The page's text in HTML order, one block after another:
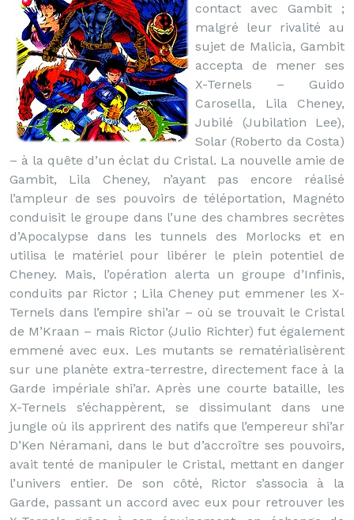
contact avec Gambit ;
malgré leur rivalité au
sujet de Malicia, Gambit
accepta de mener ses
X-Ternels – Guido
Carosella, Lila Cheney,
Jubilé (Jubilation Lee),
Solar (Roberto da Costa)
– à la quête d’un éclat du Cristal. La nouvelle amie de
Gambit, Lila Cheney, n’ayant pas encore réalisé
l’ampleur de ses pouvoirs de téléportation, Magnéto
conduisit le groupe dans l’une des chambres secrètes
d’Apocalypse dans les tunnels des Morlocks et en
utilisa le matériel pour libérer le plein potentiel de
Cheney. Mais, l’opération alerta un groupe d’Infinis,
conduits par Rictor ; Lila Cheney put emmener les X-
Ternels dans l’empire shi’ar – où se trouvait le Cristal
de M’Kraan – mais Rictor (Julio Richter) fut également
emmené avec eux. Les mutants se rematérialisèrent
sur une planète extra-terrestre, directement face à la
Garde impériale shi’ar. Après une courte bataille, les
X-Ternels s’échappèrent, se dissimulant dans une
jungle où ils apprirent des natifs que l’empereur shi’ar
D’Ken Néramani, dans le but d’accroître ses pouvoirs,
avait tenté de manipuler le Cristal, mettant en danger
l’univers entier. De son côté, Rictor s’associa à la
Garde, passant un accord avec eux pour retrouver les